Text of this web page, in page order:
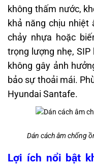
không thấm nước,
khả năng chịu nhiệt
chảy nhựa hoặc
trọng lượng nhẹ,
không gây ảnh
bảo sự thoải mái.
Hyundai Santafe.
Dán cách âm chống
Lợi ích nổi bật